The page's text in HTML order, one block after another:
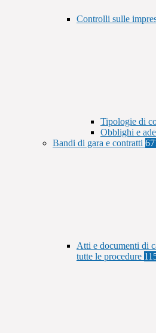
Controlli sulle
Tipologie di
Obblighi e
Bandi di gara e contratti
Atti e documenti di
tutte le procedure